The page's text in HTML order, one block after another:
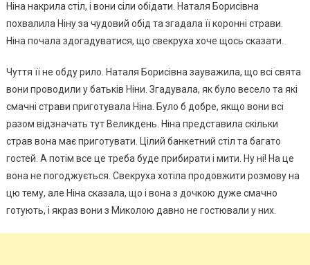
Ніна накрила стіл, і вони сіли обідати. Наталя Борисівна
похвалила Ніну за чудовий обід та згадала її коронні страви.
Ніна почала здогадуватися, що свекруха хоче щось сказати.
Чуття її не обду рило. Наталя Борисівна зауважила, що всі свята
вони проводили у батьків Ніни. Згадувала, як було весело та які
смачні страви приготувала Ніна. Було б добре, якщо вони всі
разом відзначать тут Великдень. Ніна представила скільки
страв вона має приготувати. Цілий банкетний стіл та багато
гостей. А потім все це треба буде прибирати і мити. Ну ні! На це
вона не погоджується. Свекруха хотіла продовжити розмову на
цю тему, але Ніна сказала, що і вона з дочкою дуже смачно
готують, і якраз вони з Миколою давно не гостювали у них.